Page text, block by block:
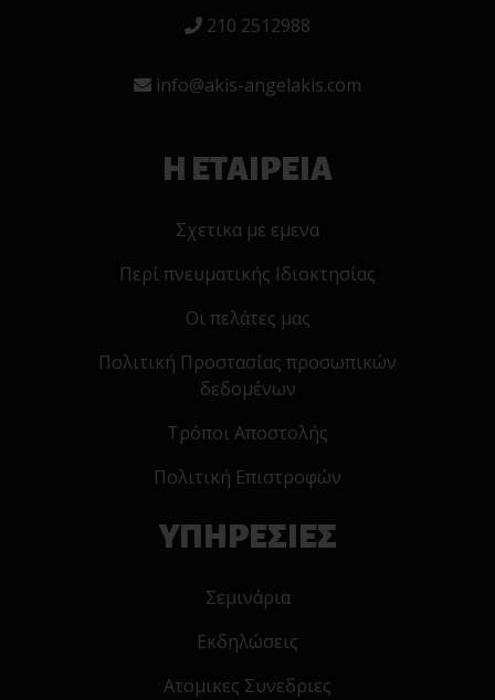
210 2512988
info@akis-angelakis.com
Η ΕΤΑΙΡΕΙΑ
Σχετικα με εμενα
Περί πνευματικής Ιδιοκτησίας
Οι πελάτες μας
Πολιτική Προστασίας προσωπικών
δεδομένων
Τρόποι Αποστολής
Πολιτική Επιστροφών
ΥΠΗΡΕΣΙΕΣ
Σεμινάρια
Εκδηλώσεις
Ατομικες Συνεδριες